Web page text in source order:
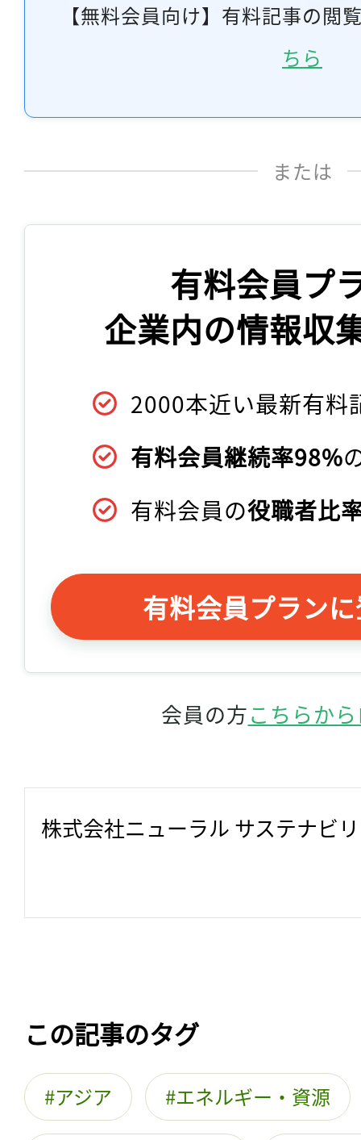
【無料会員向け】有料記事の閲
ちら
または
有料会員プ
企業内の情報収
2000本近い最新有料
有料会員継続率98%
有料会員の役職者比
有料会員プラン
会員の方こちらか
株式会社ニューラル サステナビ
この記事のタグ
アジア エネルギー・資源